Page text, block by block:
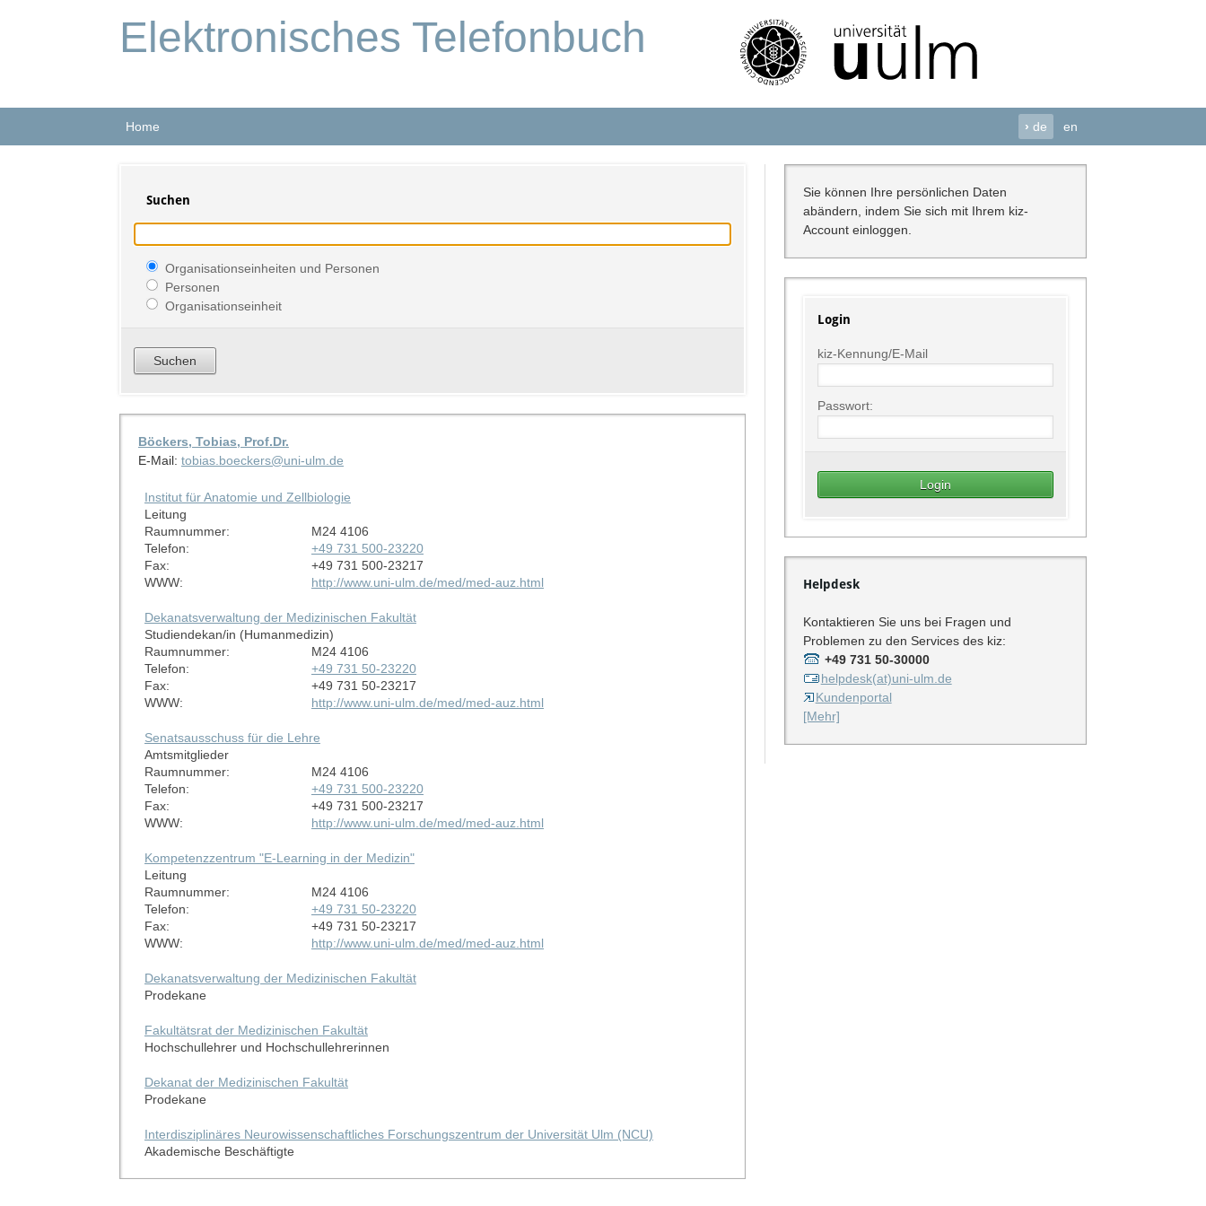
Elektronisches Telefonbuch
Home › de en
Suchen
Organisationseinheiten und Personen
Personen
Organisationseinheit
Böckers, Tobias, Prof.Dr.
E-Mail: tobias.boeckers@uni-ulm.de
Institut für Anatomie und Zellbiologie
Leitung
Raumnummer:
M24 4106
Telefon:
+49 731 500-23220
Fax:
+49 731 500-23217
WWW:
http://www.uni-ulm.de/med/med-auz.html
Dekanatsverwaltung der Medizinischen Fakultät
Studiendekan/in (Humanmedizin)
Raumnummer:
M24 4106
Telefon:
+49 731 50-23220
Fax:
+49 731 50-23217
WWW:
http://www.uni-ulm.de/med/med-auz.html
Senatsausschuss für die Lehre
Amtsmitglieder
Raumnummer:
M24 4106
Telefon:
+49 731 500-23220
Fax:
+49 731 500-23217
WWW:
http://www.uni-ulm.de/med/med-auz.html
Kompetenzzentrum "E-Learning in der Medizin"
Leitung
Raumnummer:
M24 4106
Telefon:
+49 731 50-23220
Fax:
+49 731 50-23217
WWW:
http://www.uni-ulm.de/med/med-auz.html
Dekanatsverwaltung der Medizinischen Fakultät
Prodekane
Fakultätsrat der Medizinischen Fakultät
Hochschullehrer und Hochschullehrerinnen
Dekanat der Medizinischen Fakultät
Prodekane
Interdisziplinäres Neurowissenschaftliches Forschungszentrum der Universität Ulm (NCU)
Akademische Beschäftigte
Sie können Ihre persönlichen Daten
abändern, indem Sie sich mit Ihrem kiz-
Account einloggen.
Login
kiz-Kennung/E-Mail
Passwort:
Helpdesk
Kontaktieren Sie uns bei Fragen und
Problemen zu den Services des kiz:
+49 731 50-30000
helpdesk(at)uni-ulm.de
Kundenportal
[Mehr]